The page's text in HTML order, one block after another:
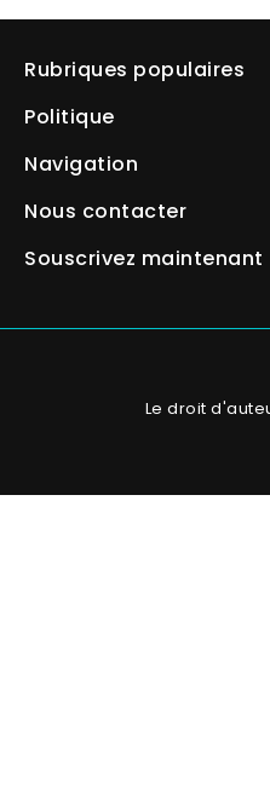
Rubriques populaires
Politique
Navigation
Nous contacter
Souscrivez maintenant
Le droit